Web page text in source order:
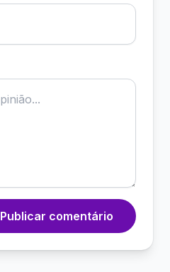
Publicar comentário